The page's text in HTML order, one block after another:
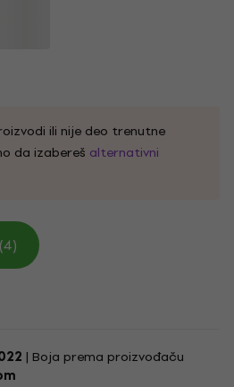
ili nije deo trenutne
da izabereš alternativni
| Boja prema proizvođaču